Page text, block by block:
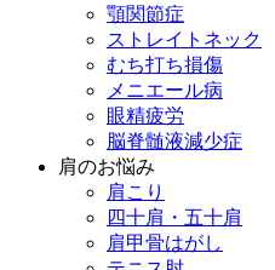
顎関節症
ストレイトネック
むち打ち損傷
メニエール病
眼精疲労
脳脊髄液減少症
肩のお悩み
肩こり
四十肩・五十肩
肩甲骨はがし